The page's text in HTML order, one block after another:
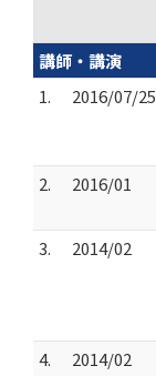
講師・講演
1.
2016/07/25
2.
2016/01
3.
2014/02
4.
2014/02